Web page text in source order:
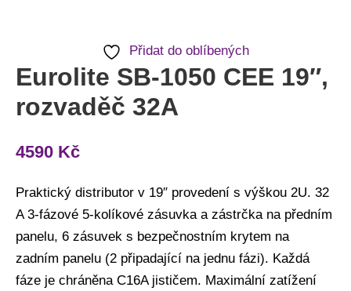
Přidat do oblíbených
Eurolite SB-1050 CEE 19″,
rozvaděč 32A
4590 Kč
Praktický distributor v 19″ provedení s výškou 2U. 32
A 3-fázové 5-kolíkové zásuvka a zástrčka na předním
panelu, 6 zásuvek s bezpečnostním krytem na
zadním panelu (2 připadající na jednu fázi). Každá
fáze je chráněna C16A jističem. Maximální zatížení